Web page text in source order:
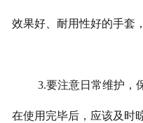
效果好、耐用性好的手套
3.要注意日常维护，
在使用完毕后，应该及时